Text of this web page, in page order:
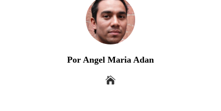
Por Angel Maria Adan